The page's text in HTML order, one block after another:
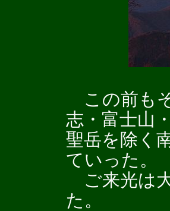
この前も
志・富士山
聖岳を除く
ていった。
ご来光は
た。